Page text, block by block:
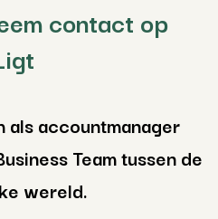
contact op
accountmanager
Team tussen de
wereld.